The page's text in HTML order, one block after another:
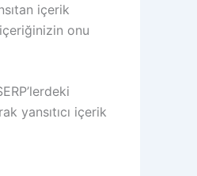
içerik
onu
yansıtıcı içerik